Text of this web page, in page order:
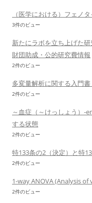
（医学における）フェノ
3件のビュー
新たにラボを立ち上げた
財団助成・公的研究費情報
2件のビュー
多変量解析に関する入門
2件のビュー
～血症（～けっしょう）-
する状態
2件のビュー
特133条の2（決定）と特
2件のビュー
1-way ANOVA (Analysis
2件のビュー